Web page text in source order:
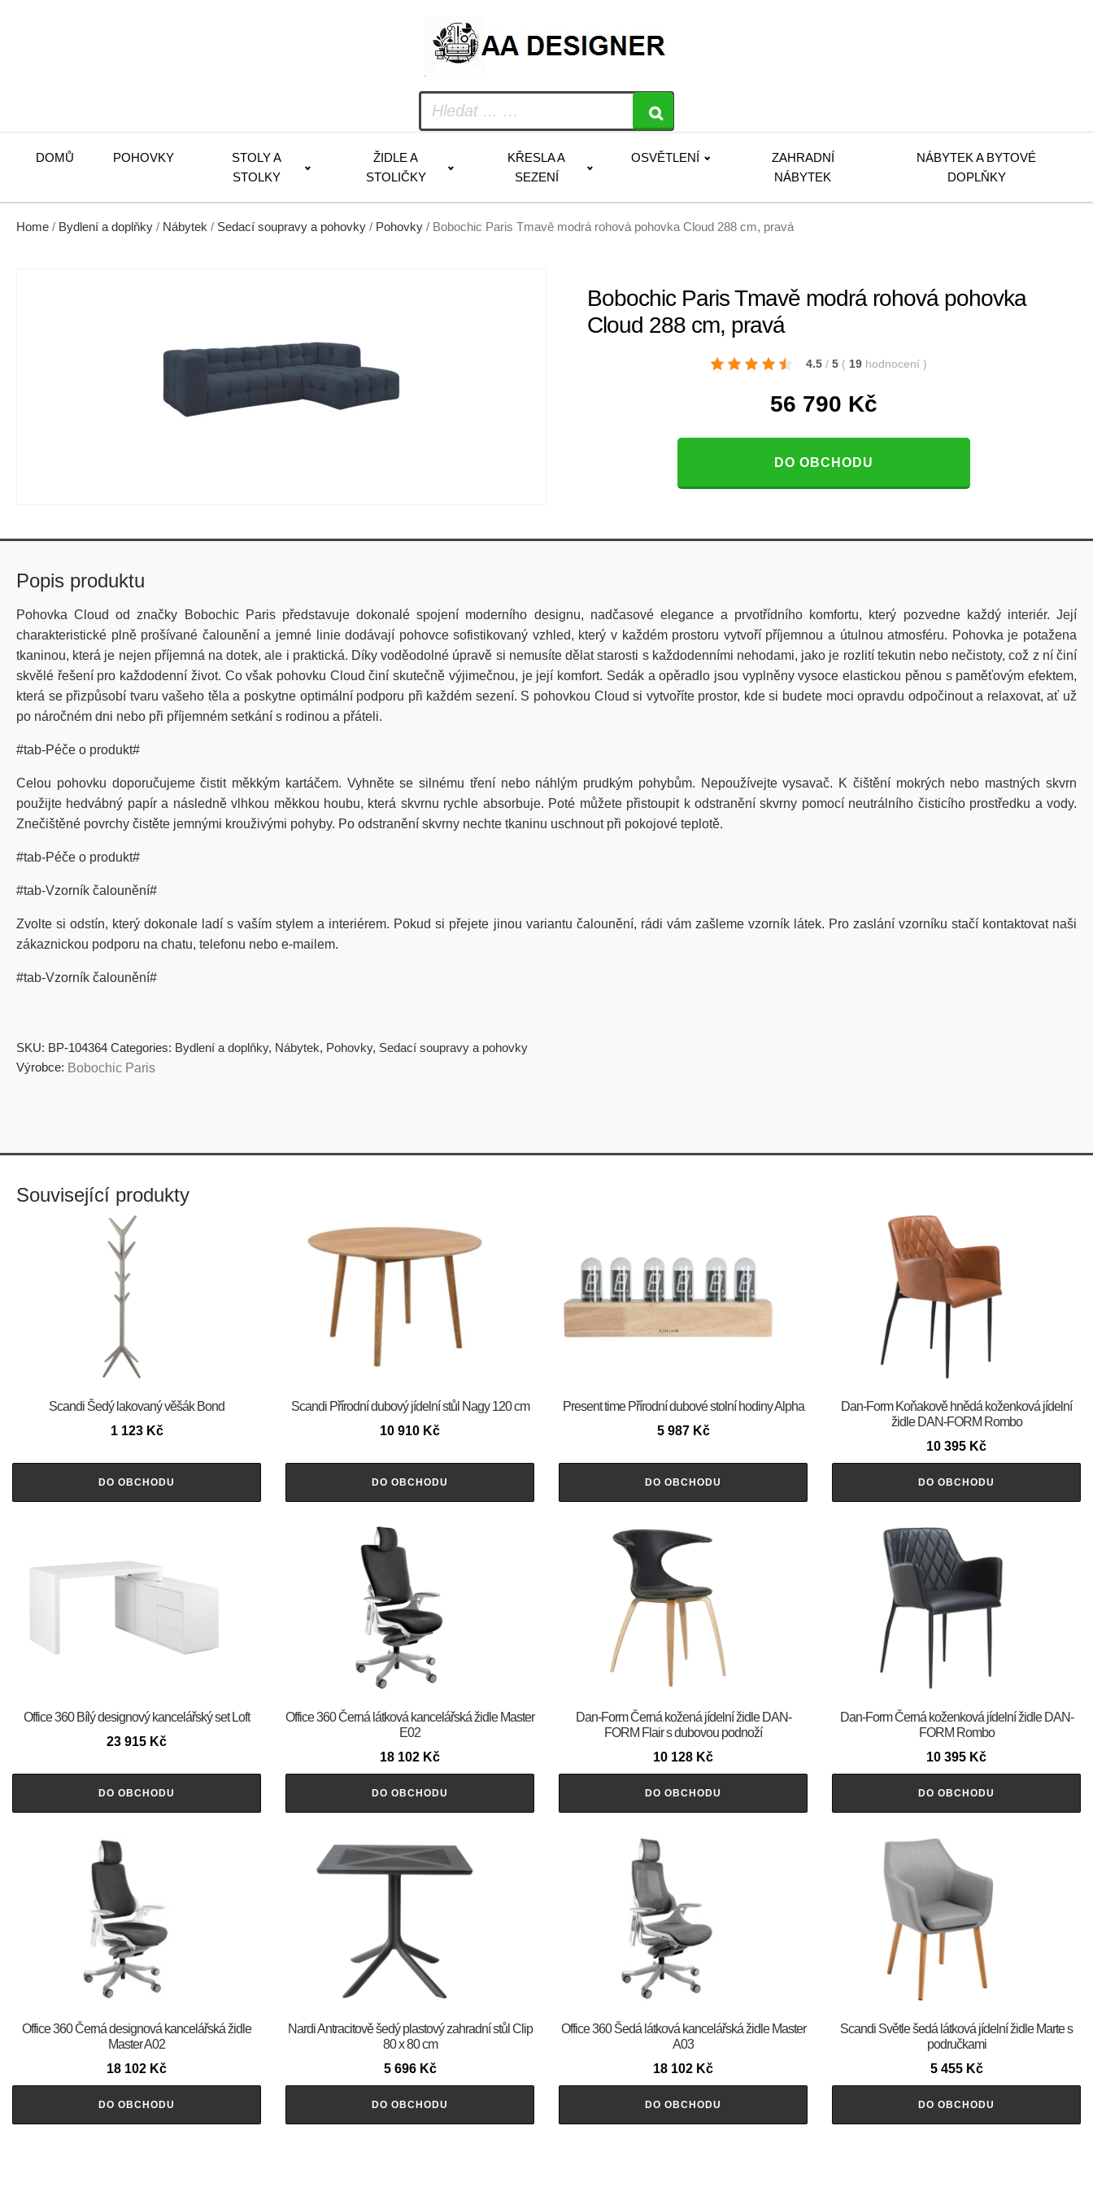
DOMŮ POHOVKY
STOLY A
STOLKY
ŽIDLE A
STOLIČKY
KŘESLA A
SEZENÍ
OSVĚTLENÍ
ZAHRADNÍ
NÁBYTEK
NÁBYTEK A BYTOVÉ
DOPLŇKY
Home / Bydlení a doplňky / Nábytek / Sedací soupravy a pohovky / Pohovky / Bobochic Paris Tmavě modrá rohová pohovka Cloud 288 cm, pravá
Bobochic Paris Tmavě modrá rohová pohovka
Cloud 288 cm, pravá
4.5 / 5 ( 19 hodnocení )
56 790 Kč
DO OBCHODU
Popis produktu
Pohovka Cloud od značky Bobochic Paris představuje dokonalé spojení moderního designu, nadčasové elegance a prvotřídního komfortu, který pozvedne každý interiér. Její
charakteristické plně prošívané čalounění a jemné linie dodávají pohovce sofistikovaný vzhled, který v každém prostoru vytvoří příjemnou a útulnou atmosféru. Pohovka je potažena
tkaninou, která je nejen příjemná na dotek, ale i praktická. Díky voděodolné úpravě si nemusíte dělat starosti s každodenními nehodami, jako je rozlití tekutin nebo nečistoty, což z ní činí
skvělé řešení pro každodenní život. Co však pohovku Cloud činí skutečně výjimečnou, je její komfort. Sedák a opěradlo jsou vyplněny vysoce elastickou pěnou s paměťovým efektem,
která se přizpůsobí tvaru vašeho těla a poskytne optimální podporu při každém sezení. S pohovkou Cloud si vytvoříte prostor, kde si budete moci opravdu odpočinout a relaxovat, ať už
po náročném dni nebo při příjemném setkání s rodinou a přáteli.
#tab-Péče o produkt#
Celou pohovku doporučujeme čistit měkkým kartáčem. Vyhněte se silnému tření nebo náhlým prudkým pohybům. Nepoužívejte vysavač. K čištění mokrých nebo mastných skvrn
použijte hedvábný papír a následně vlhkou měkkou houbu, která skvrnu rychle absorbuje. Poté můžete přistoupit k odstranění skvrny pomocí neutrálního čisticího prostředku a vody.
Znečištěné povrchy čistěte jemnými krouživými pohyby. Po odstranění skvrny nechte tkaninu uschnout při pokojové teplotě.
#tab-Péče o produkt#
#tab-Vzorník čalounění#
Zvolte si odstín, který dokonale ladí s vaším stylem a interiérem. Pokud si přejete jinou variantu čalounění, rádi vám zašleme vzorník látek. Pro zaslání vzorníku stačí kontaktovat naši
zákaznickou podporu na chatu, telefonu nebo e-mailem.
#tab-Vzorník čalounění#
SKU: BP-104364 Categories: Bydlení a doplňky, Nábytek, Pohovky, Sedací soupravy a pohovky
Výrobce: Bobochic Paris
Související produkty
Scandi Šedý lakovaný věšák Bond
1 123 Kč
DO OBCHODU
Scandi Přírodní dubový jídelní stůl Nagy 120 cm
10 910 Kč
DO OBCHODU
Present time Přírodní dubové stolní hodiny Alpha
5 987 Kč
DO OBCHODU
​​​​​Dan-Form Koňakově hnědá koženková jídelní
židle DAN-FORM Rombo
10 395 Kč
DO OBCHODU
Office 360 Bílý designový kancelářský set Loft
23 915 Kč
DO OBCHODU
Office 360 Černá látková kancelářská židle Master
E02
18 102 Kč
DO OBCHODU
​​​​​Dan-Form Černá kožená jídelní židle DAN-
FORM Flair s dubovou podnoží
10 128 Kč
DO OBCHODU
​​​​​Dan-Form Černá koženková jídelní židle DAN-
FORM Rombo
10 395 Kč
DO OBCHODU
Office 360 Černá designová kancelářská židle
Master A02
18 102 Kč
DO OBCHODU
Nardi Antracitově šedý plastový zahradní stůl Clip
80 x 80 cm
5 696 Kč
DO OBCHODU
Office 360 Šedá látková kancelářská židle Master
A03
18 102 Kč
DO OBCHODU
Scandi Světle šedá látková jídelní židle Marte s
područkami
5 455 Kč
DO OBCHODU